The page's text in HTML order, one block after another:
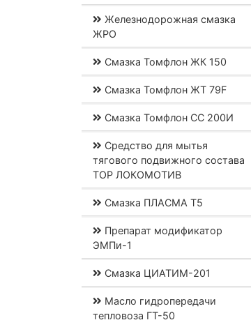
Железнодорожная смазка
ЖРО
Смазка Томфлон ЖК 150
Смазка Томфлон ЖТ 79F
Смазка Томфлон СС 200И
Средство для мытья
тягового подвижного состава
ТОР ЛОКОМОТИВ
Смазка ПЛАСМА Т5
Препарат модификатор
ЭМПи-1
Смазка ЦИАТИМ-201
Масло гидропередачи
тепловоза ГТ-50